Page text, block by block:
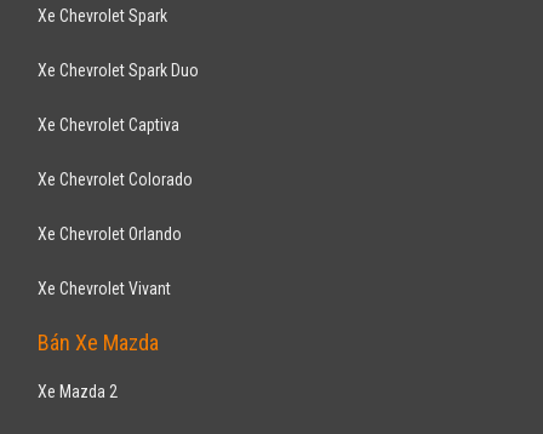
Xe Chevrolet Spark
Xe Chevrolet Spark Duo
Xe Chevrolet Captiva
Xe Chevrolet Colorado
Xe Chevrolet Orlando
Xe Chevrolet Vivant
Bán Xe Mazda
Xe Mazda 2